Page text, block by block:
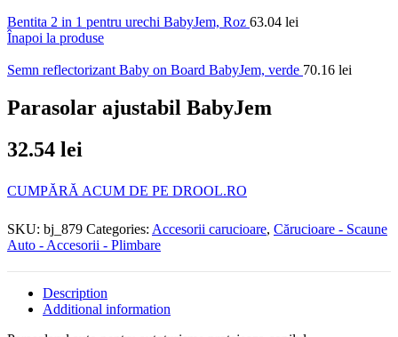
Bentita 2 in 1 pentru urechi BabyJem, Roz 63.04 lei
Înapoi la produse
Semn reflectorizant Baby on Board BabyJem, verde 70.16 lei
Parasolar ajustabil BabyJem
32.54 lei
CUMPĂRĂ ACUM DE PE DROOL.RO
SKU: bj_879 Categories: Accesorii carucioare, Cărucioare - Scaune
Auto - Accesorii - Plimbare
Description
Additional information